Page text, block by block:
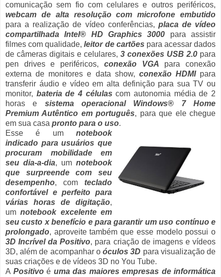
comunicação sem fio com celulares e outros periféricos,
webcam de alta resolução com microfone embutido
para a realização de vídeo conferências, placa de vídeo
compartilhada Intel® HD Graphics 3000 para assistir
filmes com qualidade,leitor de cartões para acessar dados
de câmeras digitais e celulares, 3 conexões USB 2.0 para
pen drives e periféricos, conexão VGA para conexão
externa de monitores e data show, conexão HDMIpara
transferir áudio e vídeo em alta definição para sua TV ou
monitor, bateria de 4 células com autonomia média de 2
horas e sistema operacional Windows® 7 Home
Premium Autêntico em português, para que ele chegue
em sua casa pronto para o uso.
Esse é um notebook
indicado para usuários que
procuram mobilidade em
seu dia-a-dia, um notebook
que surpreende com seu
desempenho, com teclado
confortável e perfeito para
várias horas de digitação,
umnotebook excelente em
seu custo x benefício e para garantir um uso contínuo e
prolongado, aproveite também que esse modelo possui o
3D Incrível da Positivo, para criação de imagens e vídeos
3D, além de acompanhar oóculos 3D para visualização de
suas criações e de vídeos 3D no You Tube.
A Positivoé uma das maiores empresas de informática